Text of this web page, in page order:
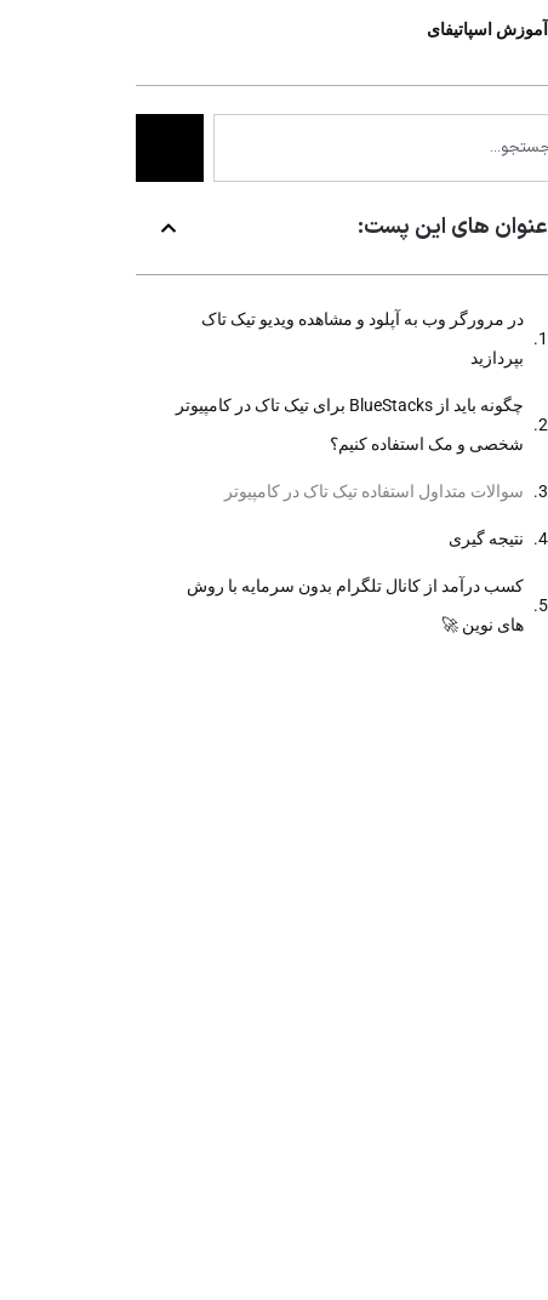
آموزش اسپاتیفای
عنوان های این پست:
در مرورگر وب به آپلود و مشاهده ویدیو تیک تاک
بپردازید
چگونه باید از BlueStacks برای تیک تاک در کامپیوتر
شخصی و مک استفاده کنیم؟
سوالات متداول استفاده تیک تاک در کامپیوتر
نتیجه گیری
کسب درآمد از کانال تلگرام بدون سرمایه با روش
های نوین 🚀